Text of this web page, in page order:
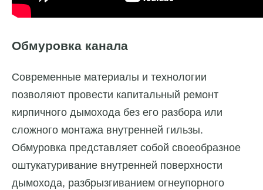
Обмуровка канала
Современные материалы и технологии
позволяют провести капитальный ремонт
кирпичного дымохода без его разбора или
сложного монтажа внутренней гильзы.
Обмуровка представляет собой своеобразное
оштукатуривание внутренней поверхности
дымохода, разбрызгиванием огнеупорного